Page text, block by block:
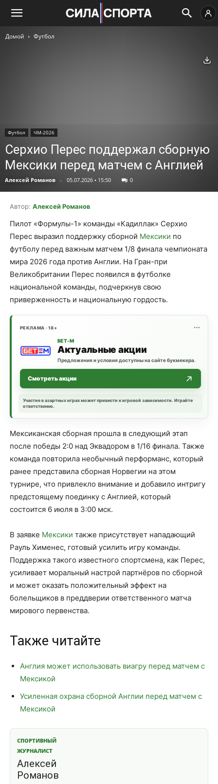
Домой Футбол
Футбол ЧМ-2026
Серхио Перес поддержал сборную
Мексики перед матчем с Англией
Алексей Романов - 05.07.2026 • 15:50 0
Автор: Алексей Романов
Пилот «Формулы-1» команды «Кадиллак» Серхио
Перес выразил поддержку сборной Мексики по
футболу перед важным матчем 1/8 финала чемпионата
мира 2026 года против Англии. На Гран-при
Великобритании Перес появился в футболке
национальной команды, подчеркнув свою
приверженность и национальную гордость.
РЕКЛАМА · 18+
БЕТ-М
Актуальные акции
Предложения и условия доступны на сайте букмекера.
Смотреть акции
Участие в азартных играх может привести к игровой зависимости. Играйте
ответственно.
Мексиканская сборная прошла в следующий этап
после победы 2:0 над Эквадором в 1/16 финала. Также
команда повторила необычный перформанс, который
ранее представила сборная Норвегии на этом
турнире, что привлекло внимание и добавило интригу
предстоящему поединку с Англией, который
состоится 6 июля в 3:00 мск.
В заявке Мексики также присутствует нападающий
Рауль Хименес, готовый усилить игру команды.
Поддержка такого известного спортсмена, как Перес,
усиливает моральный настрой партнёров по сборной
и может оказать положительный эффект на
болельщиков в преддверии ответственного матча
мирового первенства.
Также читайте
Англия может использовать виагру перед матчем с
Мексикой
Усиленная охрана сборной Англии перед матчем с
Мексикой
СПОРТИВНЫЙ
ЖУРНАЛИСТ
Алексей
Романов